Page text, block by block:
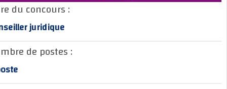
Titre du concours :
Conseiller juridique
Nombre de postes :
1 poste